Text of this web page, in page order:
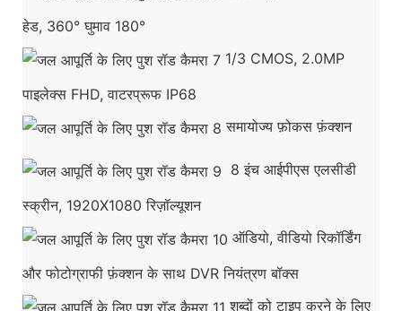
हेड, 360° घुमाव 180°
1/3 CMOS, 2.0MP
पाइलेक्स FHD, वाटरप्रूफ IP68
समायोज्य फ़ोकस फ़ंक्शन
8 इंच आईपीएस एलसीडी
स्क्रीन, 1920X1080 रिज़ॉल्यूशन
ऑडियो, वीडियो रिकॉर्डिंग
और फोटोग्राफी फ़ंक्शन के साथ DVR नियंत्रण बॉक्स
शब्दों को टाइप करने के लिए